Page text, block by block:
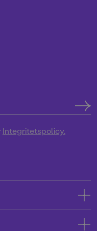
Integritetspolicy.